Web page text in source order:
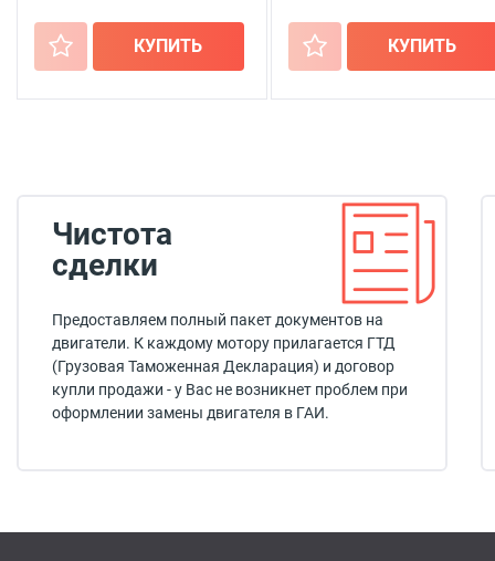
+ КУПИТЬ + КУПИТЬ
Чистота
сделки
Предоставляем полный пакет документов на
двигатели. К каждому мотору прилагается ГТД
(Грузовая Таможенная Декларация) и договор
купли продажи - у Вас не возникнет проблем при
оформлении замены двигателя в ГАИ.